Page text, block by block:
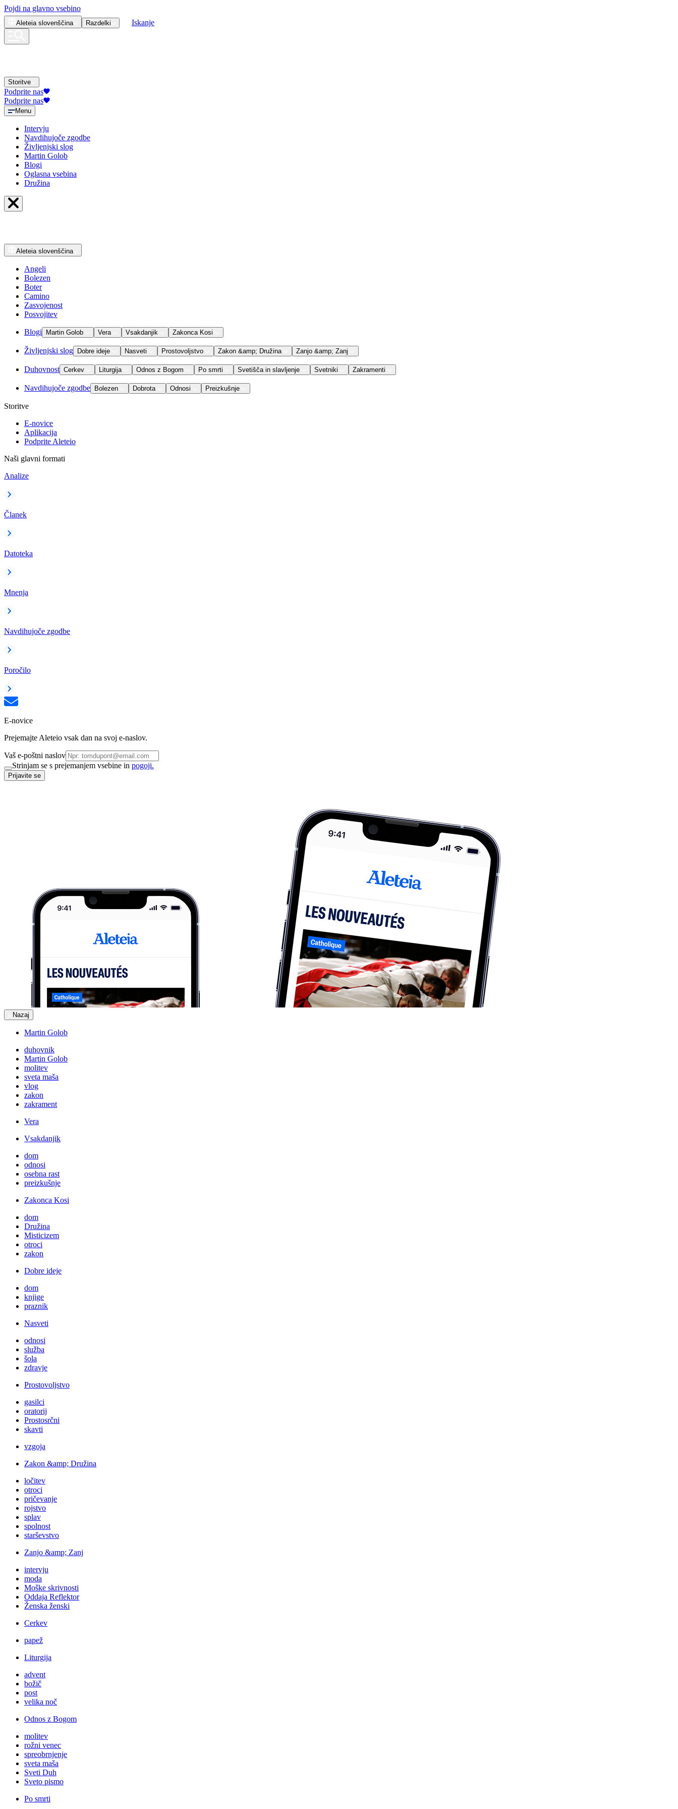
Pojdi na glavno vsebino
Aleteia slovenščina Razdelki Iskanje
Storitve
Podprite nas
Podprite nas
Menu
Intervju
Navdihujoče zgodbe
Življenjski slog
Martin Golob
Blogi
Oglasna vsebina
Družina
Aleteia slovenščina
Angeli
Bolezen
Boter
Camino
Zasvojenost
Posvojitev
Blogi Martin Golob Vera Vsakdanjik Zakonca Kosi
Življenjski slog Dobre ideje Nasveti Prostovoljstvo Zakon &amp; Družina Zanjo &amp; Zanj
Duhovnost Cerkev Liturgija Odnos z Bogom Po smrti Svetišča in slavljenje Svetniki Zakramenti
Navdihujoče zgodbe Bolezen Dobrota Odnosi Preizkušnje
Storitve
E-novice
Aplikacija
Podprite Aleteio
Naši glavni formati
Analize
Članek
Datoteka
Mnenja
Navdihujoče zgodbe
Poročilo
E-novice
Prejemajte Aleteio vsak dan na svoj e-naslov.
Vaš e-poštni naslov
Strinjam se s prejemanjem vsebine in pogoji.
Prijavite se
Nazaj
Martin Golob
duhovnik
Martin Golob
molitev
sveta maša
vlog
zakon
zakrament
Vera
Vsakdanjik
dom
odnosi
osebna rast
preizkušnje
Zakonca Kosi
dom
Družina
Misticizem
otroci
zakon
Dobre ideje
dom
knjige
praznik
Nasveti
odnosi
služba
šola
zdravje
Prostovoljstvo
gasilci
oratorij
Prostosrčni
skavti
vzgoja
Zakon &amp; Družina
ločitev
otroci
pričevanje
rojstvo
splav
spolnost
starševstvo
Zanjo &amp; Zanj
intervju
moda
Moške skrivnosti
Oddaja Reflektor
Ženska ženski
Cerkev
papež
Liturgija
advent
božič
post
velika noč
Odnos z Bogom
molitev
rožni venec
spreobrnjenje
sveta maša
Sveti Duh
Sveto pismo
Po smrti